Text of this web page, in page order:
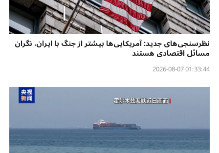
نظرسنجی‌‌های جدید: آمریکایی‌ها بیشتر از جنگ با ایران، نگران
مسائل اقتصادی هستند
01:33:44 2026-08-07